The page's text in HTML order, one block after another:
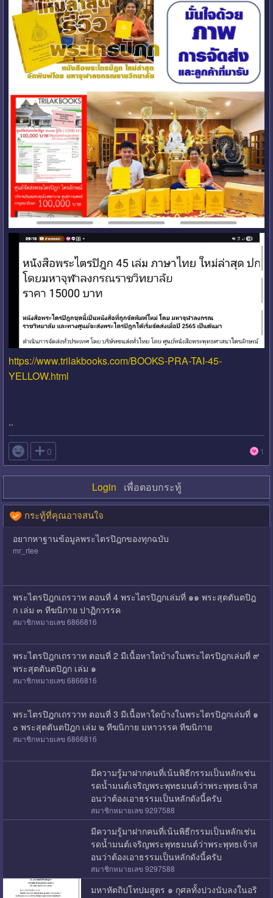
https://www.trilakbooks.com/BOOKS-PRA-TAI-45-
YELLOW.html
..
 0 1
Login เพื่อตอบกระทู้
กระทู้ที่คุณอาจสนใจ
อยากหาฐานข้อมูลพระไตรปิฎกของทุกฉบับ
mr_rtee
พระไตรปิฎกเถรวาท ตอนที่ 4 พระไตรปิฎกเล่มที่ ๑๑ พระสุตตันตปิฎ
ก เล่ม ๓ ทีฆนิกาย ปาฏิกวรรค
สมาชิกหมายเลข 6866816
พระไตรปิฎกเถรวาท ตอนที่ 2 มีเนื้อหาใดบ้างในพระไตรปิฎกเล่มที่ ๙
พระสุตตันตปิฎก เล่ม ๑
สมาชิกหมายเลข 6866816
พระไตรปิฎกเถรวาท ตอนที่ 3 มีเนื้อหาใดบ้างในพระไตรปิฎกเล่มที่ ๑
๐ พระสุตตันตปิฎก เล่ม ๒ ทีฆนิกาย มหาวรรค ทีฆนิกาย
สมาชิกหมายเลข 6866816
มีความรู้มาฝากคนที่เน้นพิธีกรรมเป็นหลักเช่น
รดน้ำมนต์เจริญพระพุทธมนต์ว่าพระพุทธเจ้าส
อนว่าต้องเอาธรรมเป็นหลักดังนี้ครับ
สมาชิกหมายเลข 9297588
มีความรู้มาฝากคนที่เน้นพิธีกรรมเป็นหลักเช่น
รดน้ำมนต์เจริญพระพุทธมนต์ว่าพระพุทธเจ้าส
อนว่าต้องเอาธรรมเป็นหลักดังนี้ครับ
สมาชิกหมายเลข 9297588
มหาหัตถิปโทปมสูตร ๑ กุศลทั้งปวงนับลงในอริ